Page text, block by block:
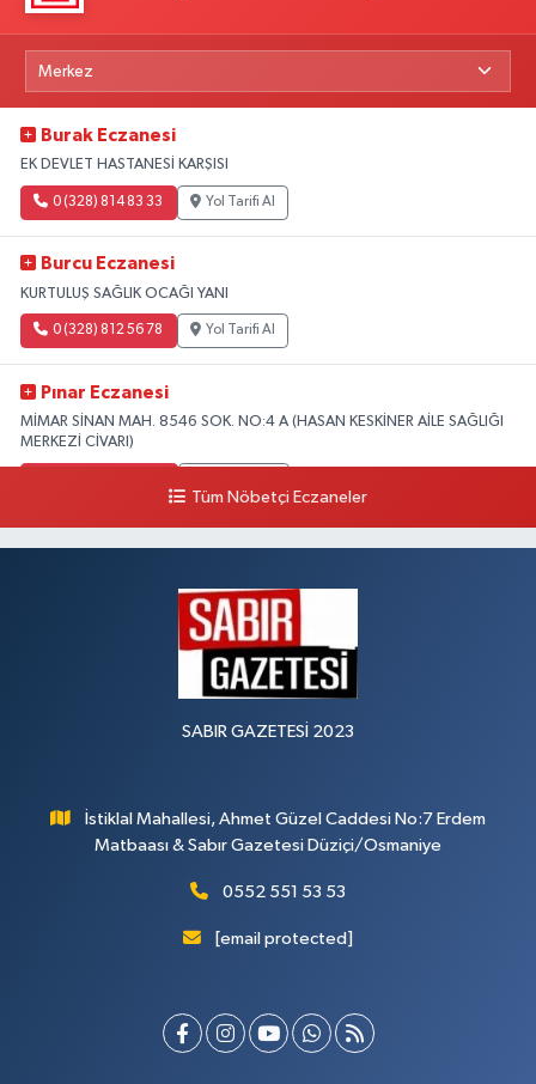
Burak Eczanesi
EK DEVLET HASTANESİ KARŞISI
0 (328) 814 83 33 Yol Tarifi Al
Burcu Eczanesi
KURTULUŞ SAĞLIK OCAĞI YANI
0 (328) 812 56 78 Yol Tarifi Al
Pınar Eczanesi
MİMAR SİNAN MAH. 8546 SOK. NO:4 A (HASAN KESKİNER AİLE SAĞLIĞI
MERKEZİ CİVARI)
Tüm Nöbetçi Eczaneler
SABIR GAZETESİ 2023
İstiklal Mahallesi, Ahmet Güzel Caddesi No:7 Erdem
Matbaası & Sabır Gazetesi Düziçi/Osmaniye
0552 551 53 53
[email protected]